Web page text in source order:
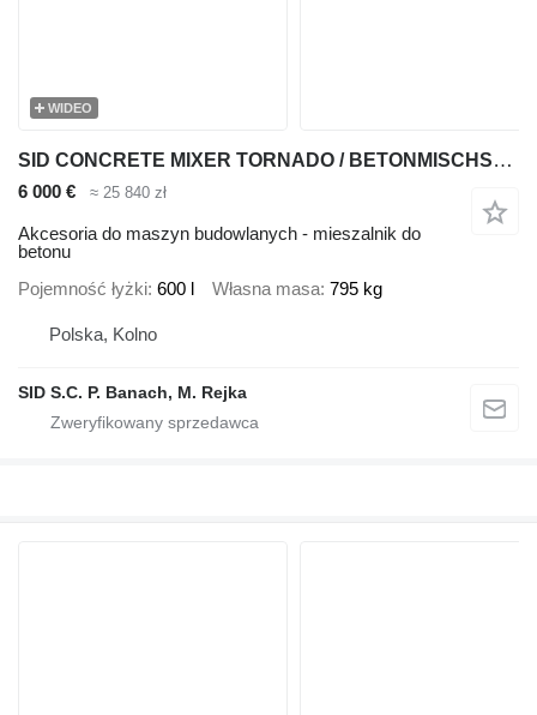
WIDEO
SID CONCRETE MIXER TORNADO / BETONMISCHSCHAUFEL (MBT-1)
6 000 € ≈ 25 840 zł
Akcesoria do maszyn budowlanych - mieszalnik do
betonu
Pojemność łyżki 600 l Własna masa 795 kg
Polska, Kolno
SID S.C. P. Banach, M. Rejka